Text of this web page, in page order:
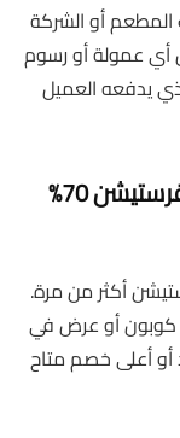
أو الشركة
أي عمولة أو رسوم
يدفعه العميل
هل يمكنني استخدام كود خصم هنقرستيشن 70%
أكثر من مرة.
كوبون أو عرض في
أو أعلى خصم متاح